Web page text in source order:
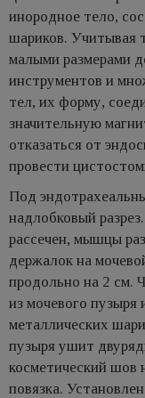
инородное тело,
шариков. Учитывая
малыми размерами
инструментов и
тел, их форму,
значительную
отказаться от
провести
Под
надлобковый
рассечен, мышцы
держалок на
продольно на 2 см.
из мочевого пузыря
металлических
пузыря ушит
косметический шов
повязка.